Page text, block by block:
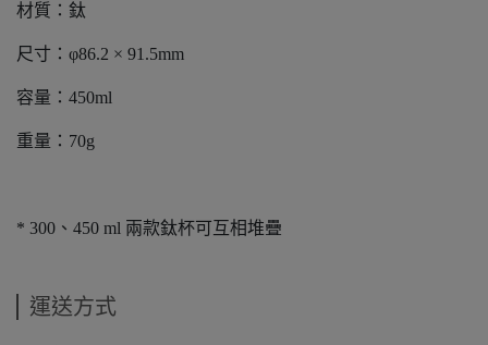
材質：鈦
尺寸：φ86.2 × 91.5mm
容量：450ml
重量：70g
* 300、450 ml 兩款鈦杯可互相堆疊
運送方式